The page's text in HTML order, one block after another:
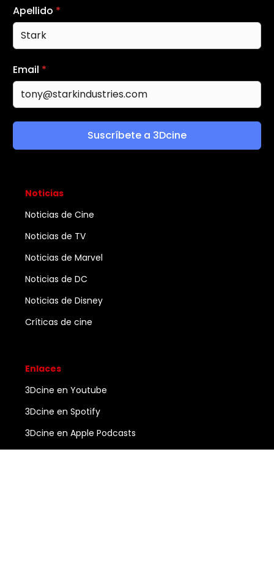
Apellido *
Email *
Suscríbete a 3Dcine
Noticias
Noticias de Cine
Noticias de TV
Noticias de Marvel
Noticias de DC
Noticias de Disney
Críticas de cine
Enlaces
3Dcine en Youtube
3Dcine en Spotify
3Dcine en Apple Podcasts